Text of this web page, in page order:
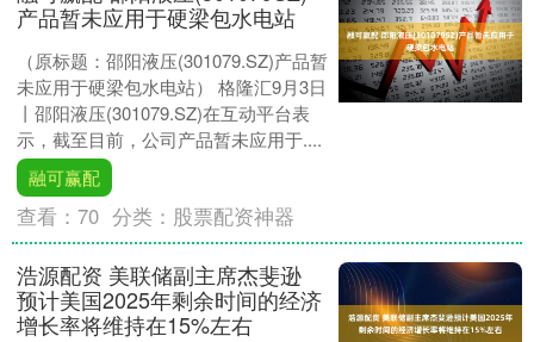
产品暂未应用于硬梁包水电站
（原标题：邵阳液压(301079.SZ)产品暂
未应用于硬梁包水电站） 格隆汇9月3日
丨邵阳液压(301079.SZ)在互动平台表
示，截至目前，公司产品暂未应用于....
融可赢配
查看：70 分类： 股票配资神器
浩源配资 美联储副主席杰斐逊
预计美国2025年剩余时间的经济
增长率将维持在15%左右